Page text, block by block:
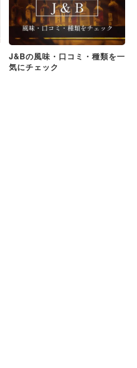
J&Bの風味・口コミ・種類を一
気にチェック